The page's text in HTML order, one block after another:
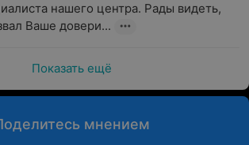
нашего центра. Рады видеть,
Ваше довери...
Показать ещё
мнением